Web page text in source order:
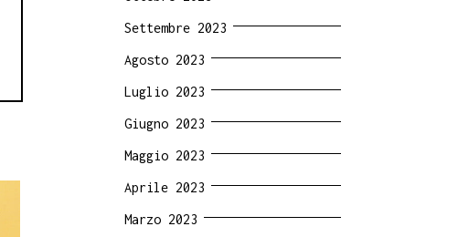
Settembre 2023
Agosto 2023
Luglio 2023
Giugno 2023
Maggio 2023
Aprile 2023
Marzo 2023